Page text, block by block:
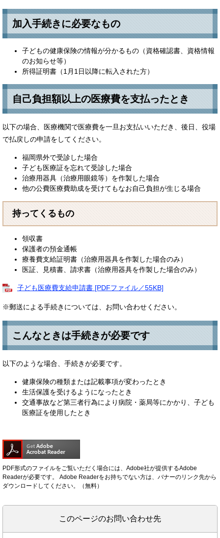
加入手続きに必要なもの
子どもの健康保険の情報が分かるもの（資格確認書、資格情報
のお知らせ等）
所得証明書（1月1日以降に転入された方）
自己負担額以上の医療費を支払ったとき
以下の場合、医療機関で医療費を一旦お支払いいただき、後日、役場
で払戻しの申請をしてください。
福岡県外で受診した場合
子ども医療証を忘れて受診した場合
治療用器具（治療用眼鏡等）を作製した場合
他の公費医療費助成を受けてもなお自己負担が生じる場合
持ってくるもの
領収書
保護者の預金通帳
療養費支給証明書（治療用器具を作製した場合のみ）
医証、見積書、請求書（治療用器具を作製した場合のみ）
子ども医療費支給申請書 [PDFファイル／55KB]
※郵送による手続きについては、お問い合わせください。
こんなときは手続きが必要です
以下のような場合、手続きが必要です。
健康保険の種類または記載事項が変わったとき
生活保護を受けるようになったとき
交通事故など第三者行為により病院・薬局等にかかり、子ども
医療証を使用したとき
PDF形式のファイルをご覧いただく場合には、Adobe社が提供するAdobe
Readerが必要です。
Adobe Readerをお持ちでない方は、バナーのリンク先から
ダウンロードしてください。（無料）
このページのお問い合わせ先